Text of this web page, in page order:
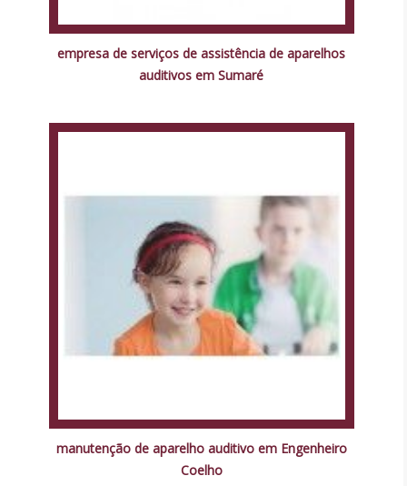
empresa de serviços de assistência de aparelhos
auditivos em Sumaré
manutenção de aparelho auditivo em Engenheiro
Coelho